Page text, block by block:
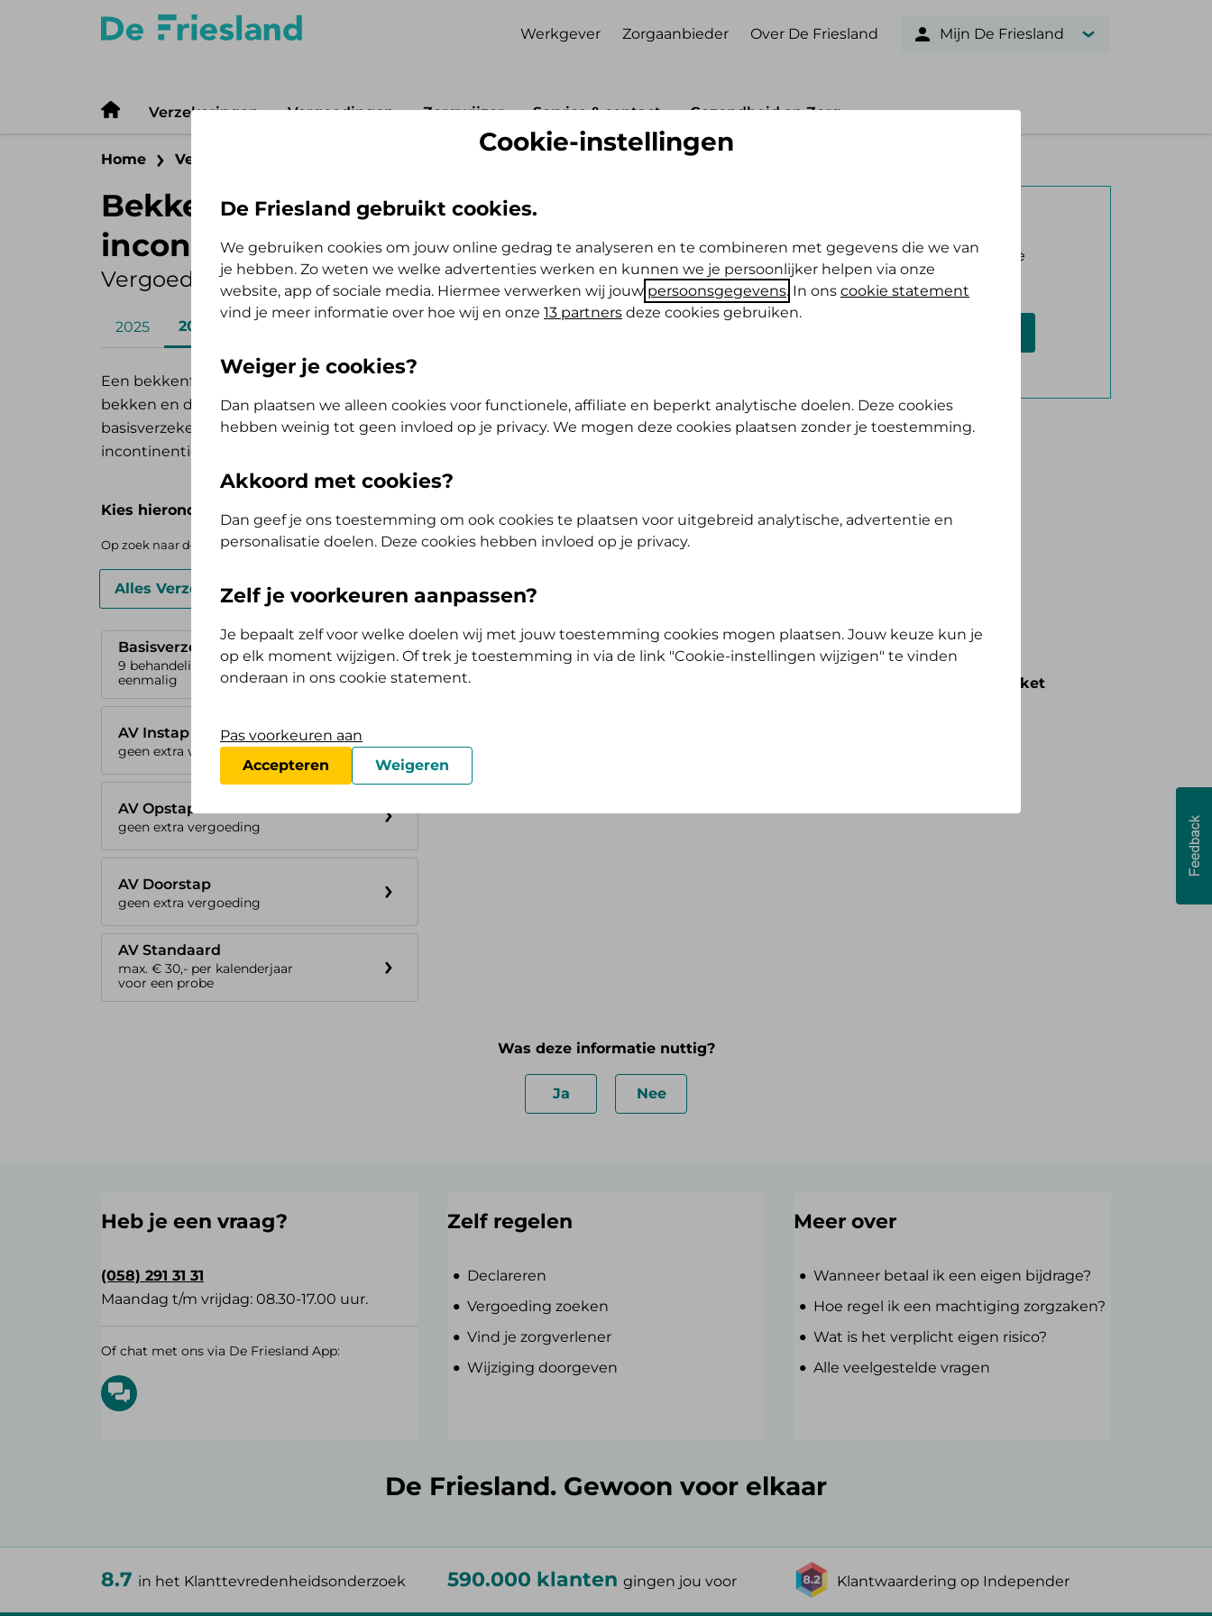
Werkgever Zorgaanbieder Over De Friesland Mijn De Friesland
Verzekeringen Vergoedingen Zorgwijzer Service & contact Gezondheid en Zorg
Home Vergoedingen Bekkenfysiotherapie i.v.m. urine-incontinentie
Bekkenfysiotherapie i.v.m. urine-
incontinentie
Vergoeding 2026
2025 2026
Een bekkenfysiotherapeut is een fysiotherapeut die helpt bij problemen rondom het
bekken en de bekkenbodem. Heb je last van urine-incontinentie? Vanuit de
basisverzekering is er vanaf 18 jaar een vergoeding voor bekkenfysiotherapie bij urine-
incontinentie.
Log in met DigiD en bekijk je
vergoeding.
Kies hieronder je basisverzekering
Op zoek naar de vergoedingen voor de AV (Tand) Opstap of AV (Tand) Doorstap? Kies dan voor de basisverzekering Zelf Bewust Polis.
Alles Verzorgd Polis Zelf Bewust Polis
Basisverzekering
9 behandelingen
eenmalig
Vergoeding en voorwaarden
Kies je pakket en bekijk de vergoedingen en voorwaarden die bij het pakket
AV Instap
geen extra vergoeding
AV Opstap
geen extra vergoeding
AV Doorstap
geen extra vergoeding
AV Standaard
max. € 30,- per kalenderjaar
voor een probe
Was deze informatie nuttig?
Ja Nee
Heb je een vraag?
(058) 291 31 31
Maandag t/m vrijdag: 08.30-17.00 uur.
Of chat met ons via De Friesland App:
Zelf regelen
Declareren
Vergoeding zoeken
Vind je zorgverlener
Wijziging doorgeven
Meer over
Wanneer betaal ik een eigen bijdrage?
Hoe regel ik een machtiging zorgzaken?
Wat is het verplicht eigen risico?
Alle veelgestelde vragen
De Friesland. Gewoon voor elkaar
8.7 in het Klanttevredenheidsonderzoek 590.000 klanten gingen jou voor Klantwaardering op Independer
Cookie-instellingen
De Friesland gebruikt cookies.
We gebruiken cookies om jouw online gedrag te analyseren en te combineren met gegevens die we van
je hebben. Zo weten we welke advertenties werken en kunnen we je persoonlijker helpen via onze
website, app of sociale media. Hiermee verwerken wij jouw persoonsgegevens. In ons cookie statement
vind je meer informatie over hoe wij en onze 13 partners deze cookies gebruiken.
Weiger je cookies?
Dan plaatsen we alleen cookies voor functionele, affiliate en beperkt analytische doelen. Deze cookies
hebben weinig tot geen invloed op je privacy. We mogen deze cookies plaatsen zonder je toestemming.
Akkoord met cookies?
Dan geef je ons toestemming om ook cookies te plaatsen voor uitgebreid analytische, advertentie en
personalisatie doelen. Deze cookies hebben invloed op je privacy.
Zelf je voorkeuren aanpassen?
Je bepaalt zelf voor welke doelen wij met jouw toestemming cookies mogen plaatsen. Jouw keuze kun je
op elk moment wijzigen. Of trek je toestemming in via de link "Cookie-instellingen wijzigen" te vinden
onderaan in ons cookie statement.
Pas voorkeuren aan
Accepteren
Weigeren